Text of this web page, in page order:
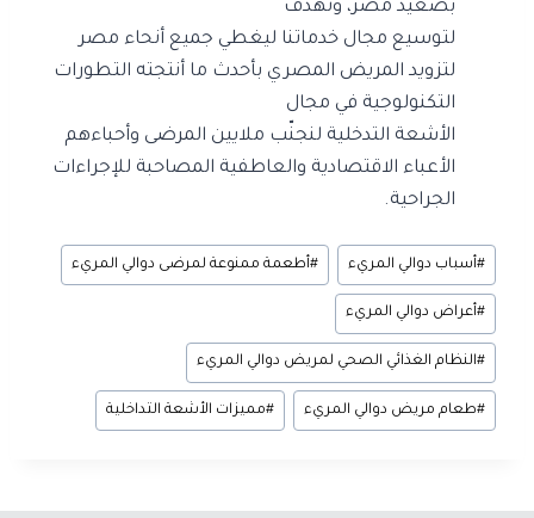
بصعيد مصر، ونهدفّ
لتوسيع مجال خدماتنا ليغطي جميع أنحاء مصر
لتزويد المريض المصري بأحدث ما أنتجته التطورات
التكنولوجية في مجال
الأشعة التدخلية لنجنّب ملايين المرضى وأحباءهم
الأعباء الاقتصادية والعاطفية المصاحبة للإجراءات
الجراحية.
#أسباب دوالي المريء #أطعمة ممنوعة لمرضى دوالي المريء
#أعراض دوالي المريء
#النظام الغذائي الصحي لمريض دوالي المريء
#طعام مريض دوالي المريء #مميزات الأشعة التداخلية